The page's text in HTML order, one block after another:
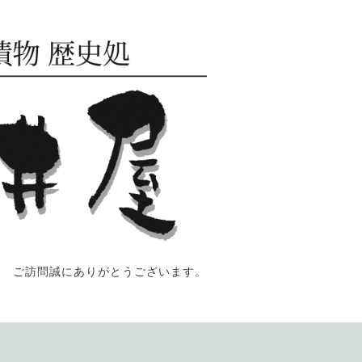
ご訪問誠にありがとうございます。